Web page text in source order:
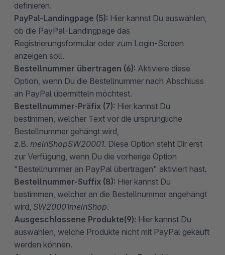
definieren.
PayPal-Landingpage (5): Hier kannst Du auswählen,
ob die PayPal-Landingpage das
Registrierungsformular oder zum Login-Screen
anzeigen soll.
Bestellnummer übertragen (6): Aktiviere diese
Option, wenn Du die Bestellnummer nach Abschluss
an PayPal übermitteln möchtest.
Bestellnummer-Präfix (7): Hier kannst Du
bestimmen, welcher Text vor die ursprüngliche
Bestellnummer gehängt wird,
z.B. meinShopSW20001. Diese Option steht Dir erst
zur Verfügung, wenn Du die vorherige Option
"Bestellnummer an PayPal übertragen" aktiviert hast.
Bestellnummer-Suffix (8): Hier kannst Du
bestimmen, welcher an die Bestellnummer angehängt
wird, SW20001meinShop.
Ausgeschlossene Produkte(9): Hier kannst Du
auswählen, welche Produkte nicht mit PayPal gekauft
werden können.